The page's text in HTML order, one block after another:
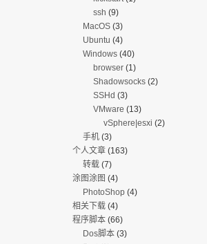
ssh (9)
MacOS(3)
Ubuntu (4)
Windows(40)
browser(1)
Shadowsocks(2)
SSHd (3)
VMware (13)
vSphere|esxi (2)
手机(3)
个人文章(163)
转载(7)
涂图涂图 (4)
PhotoShop(4)
相关下载(4)
程序脚本(66)
Dos脚本(3)